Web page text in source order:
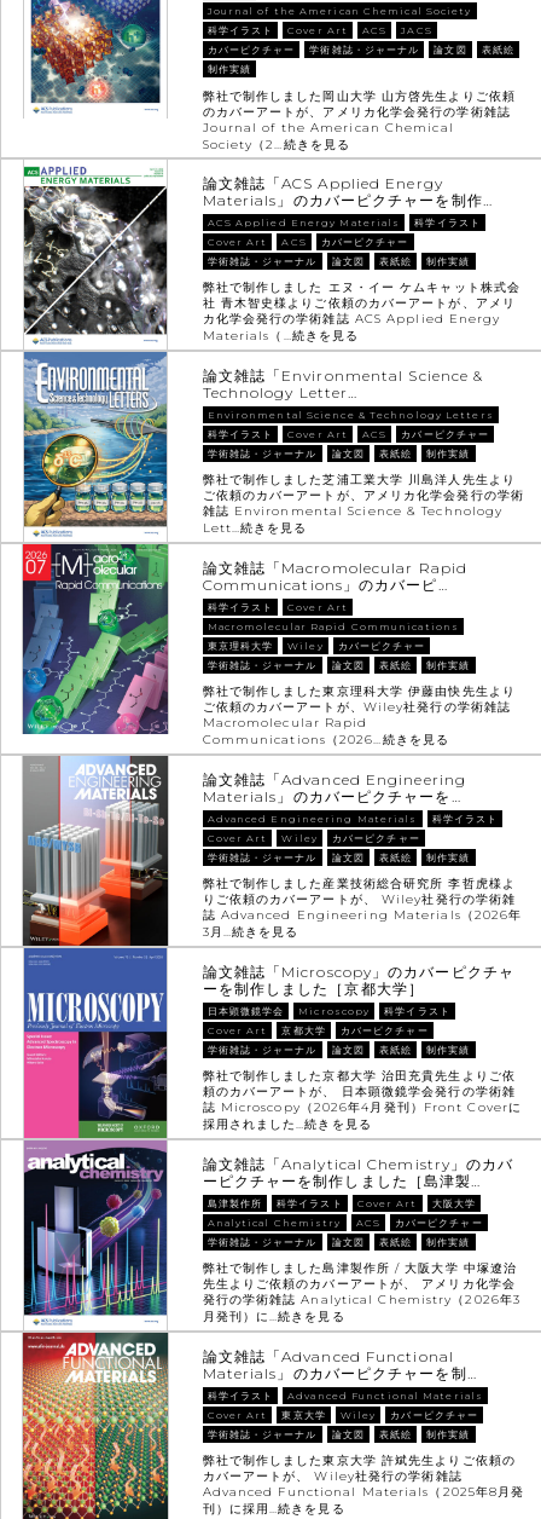
Journal of the American Chemical Society
科学イラスト
Cover Art ACS
JACS
カバーピクチャー
学術雑誌・ジャーナル 論文図
表紙絵
制作実績
弊社で制作しました岡山大学 山方啓先生よりご依頼
のカバーアートが、アメリカ化学会発行の学術雑誌
Journal of the American Chemical
Society（2… 続きを見る
論文雑誌「ACS Applied Energy
Materials」のカバーピクチャーを制作…
ACS Applied Energy Materials
科学イラスト
Cover Art
ACS
カバーピクチャー
学術雑誌・ジャーナル
論文図 表紙絵 制作実績
弊社で制作しました エヌ・イー ケムキャット株式会
社 青木智史様よりご依頼のカバーアートが、アメリ
カ化学会発行の学術雑誌 ACS Applied Energy
Materials（…続きを見る
論文雑誌「Environmental Science &
Technology Letter…
Environmental Science & Technology Letters
科学イラスト
Cover Art ACS
カバーピクチャー
学術雑誌・ジャーナル
論文図 表紙絵 制作実績
弊社で制作しました芝浦工業大学 川島洋人先生より
ご依頼のカバーアートが、アメリカ化学会発行の学術
雑誌 Environmental Science & Technology
Lett…続きを見る
論文雑誌「Macromolecular Rapid
Communications」のカバーピ…
科学イラスト
Cover Art
Macromolecular Rapid Communications
東京理科大学
Wiley
カバーピクチャー
学術雑誌・ジャーナル
論文図 表紙絵 制作実績
弊社で制作しました東京理科大学 伊藤由快先生より
ご依頼のカバーアートが、Wiley社発行の学術雑誌
Macromolecular Rapid
Communications（2026…続きを見る
論文雑誌「Advanced Engineering
Materials」のカバーピクチャーを…
Advanced Engineering Materials
科学イラスト
Cover Art
Wiley
カバーピクチャー
学術雑誌・ジャーナル
論文図 表紙絵 制作実績
弊社で制作しました産業技術総合研究所 李哲虎様よ
りご依頼のカバーアートが、 Wiley社発行の学術雑
誌 Advanced Engineering Materials（2026年
3月…続きを見る
論文雑誌「Microscopy」のカバーピクチャ
ーを制作しました［京都大学］
日本顕微鏡学会 Microscopy
科学イラスト
Cover Art
京都大学
カバーピクチャー
学術雑誌・ジャーナル
論文図 表紙絵 制作実績
弊社で制作しました京都大学 治田充貴先生よりご依
頼のカバーアートが、 日本顕微鏡学会発行の学術雑
誌 Microscopy（2026年4月発刊）Front Coverに
採用されました…続きを見る
論文雑誌「Analytical Chemistry」のカバ
ーピクチャーを制作しました［島津製…
島津製作所 科学イラスト Cover Art
大阪大学
Analytical Chemistry
ACS
カバーピクチャー
学術雑誌・ジャーナル
論文図 表紙絵 制作実績
弊社で制作しました島津製作所 / 大阪大学 中塚遼治
先生よりご依頼のカバーアートが、 アメリカ化学会
発行の学術雑誌 Analytical Chemistry（2026年3
月発刊）に…続きを見る
論文雑誌「Advanced Functional
Materials」のカバーピクチャーを制…
科学イラスト
Advanced Functional Materials
Cover Art
東京大学 Wiley
カバーピクチャー
学術雑誌・ジャーナル
論文図 表紙絵 制作実績
弊社で制作しました東京大学 許斌先生よりご依頼の
カバーアートが、 Wiley社発行の学術雑誌
Advanced Functional Materials（2025年8月発
刊）に採用…続きを見る